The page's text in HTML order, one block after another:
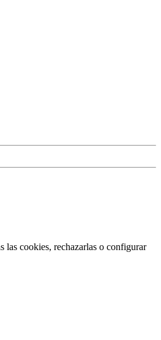
las cookies, rechazarlas o configurar